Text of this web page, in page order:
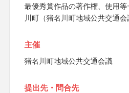
最優秀賞作品の著作権、使用
川町（猪名川町地域公共交通
主催
猪名川町地域公共交通会議
提出先・問合先